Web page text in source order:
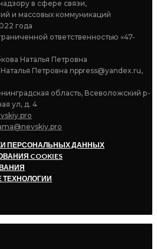
в сфере связи,
и массовых коммуникаций
года
ответственностью «47-
Наталья Петровна
Петровна nppress@yandex.ru,
область, Всеволожский р-
ул, д. 4
ПЕРСОНАЛЬНЫХ ДАННЫХ
COOKIES